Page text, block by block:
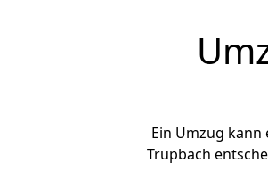
Ein Umzug
Trupbach